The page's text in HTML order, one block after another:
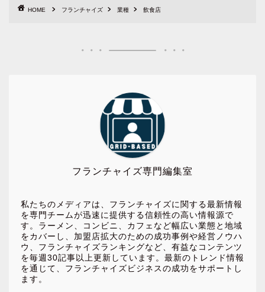
HOME フランチャイズ 業種 飲食店
フランチャイズ専門編集室
私たちのメディアは、フランチャイズに関する最新情報
を専門チームが迅速に提供する信頼性の高い情報源で
す。ラーメン、コンビニ、カフェなど幅広い業態と地域
をカバーし、加盟店拡大のための成功事例や経営ノウハ
ウ、フランチャイズランキングなど、有益なコンテンツ
を毎週30記事以上更新しています。最新のトレンド情報
を通じて、フランチャイズビジネスの成功をサポートし
ます。